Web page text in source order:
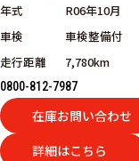
年式
R06年10月
車検
車検整備付
走行距離
7,780km
0800-812-7987
在庫お問い合わせ
詳細はこちら